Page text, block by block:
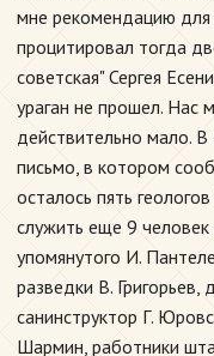
мне рекомендацию для
процитировал тогда
советская" Сергея
ураган не прошел. Нас
действительно мало.
письмо, в котором
осталось пять
служить еще 9
упомянутого И.
разведки В.
санинструктор Г.
Шармин, работники